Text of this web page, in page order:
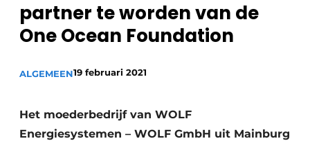
Podcasts
Privacy / Cookie statement
Vacature aanmelden
Video’s
partner te worden van de
One Ocean Foundation
ALGEMEEN19 februari 2021
Het moederbedrijf van WOLF
Energiesystemen – WOLF GmbH uit Mainburg